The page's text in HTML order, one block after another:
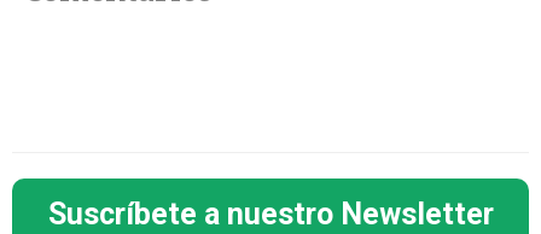
Suscríbete a nuestro Newsletter